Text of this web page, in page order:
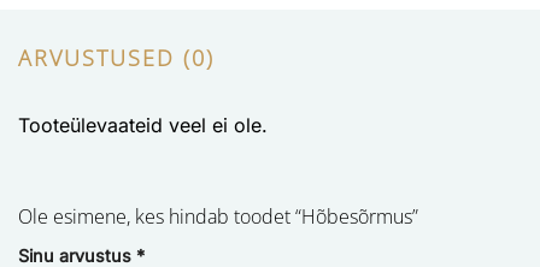
ARVUSTUSED (0)
Tooteülevaateid veel ei ole.
Ole esimene, kes hindab toodet “Hõbesõrmus”
Sinu arvustus *